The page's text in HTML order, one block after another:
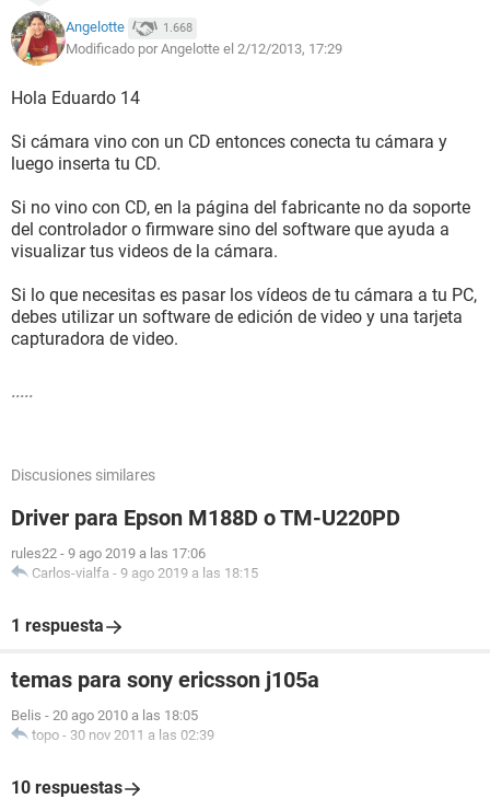
Angelotte 1.668
Modificado por Angelotte el 2/12/2013, 17:29
Hola Eduardo 14
Si cámara vino con un CD entonces conecta tu cámara y
luego inserta tu CD.
Si no vino con CD, en la página del fabricante no da soporte
del controlador o firmware sino del software que ayuda a
visualizar tus videos de la cámara.
Si lo que necesitas es pasar los vídeos de tu cámara a tu PC,
debes utilizar un software de edición de video y una tarjeta
capturadora de video.
.....
Discusiones similares
Driver para Epson M188D o TM-U220PD
rules22 - 9 ago 2019 a las 17:06
Carlos-vialfa - 9 ago 2019 a las 18:15
1 respuesta
temas para sony ericsson j105a
Belis - 20 ago 2010 a las 18:05
topo - 30 nov 2011 a las 02:39
10 respuestas